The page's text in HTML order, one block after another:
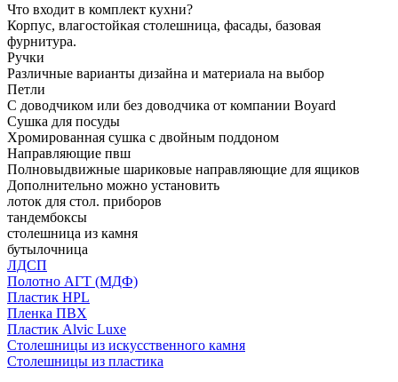
Что входит в комплект кухни?
Корпус, влагостойкая столешница, фасады, базовая
фурнитура.
Ручки
Различные варианты дизайна и материала на выбор
Петли
С доводчиком или без доводчика от компании Boyard
Сушка для посуды
Хромированная сушка с двойным поддоном
Направляющие пвш
Полновыдвижные шариковые направляющие для ящиков
Дополнительно можно установить
лоток для стол. приборов
тандембоксы
столешница из камня
бутылочница
ЛДСП
Полотно АГТ (МДФ)
Пластик HPL
Пленка ПВХ
Пластик Alvic Luxe
Столешницы из искусственного камня
Столешницы из пластика